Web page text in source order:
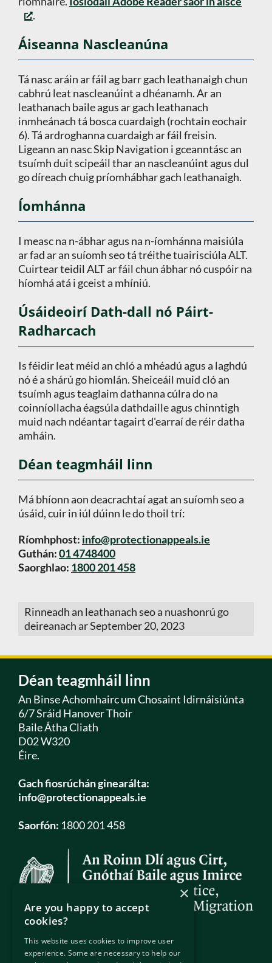
.
Áiseanna Nascleanúna
Tá nasc aráin ar fáil ag barr gach leathanaigh chun
cabhrú leat nascleanúint a dhéanamh. Ar an
leathanach baile agus ar gach leathanach
inmheánach tá bosca cuardaigh (rochtain eochair
6). Tá ardroghanna cuardaigh ar fáil freisin.
Ligeann an nasc Skip Navigation i gceanntásc an
tsuímh duit scipeáil thar an nascleanúint agus dul
go díreach chuig príomhábhar gach leathanaigh.
Íomhánna
I measc na n-ábhar agus na n-íomhánna maisiúla
ar fad ar an suíomh seo tá tréithe tuairisciúla ALT.
Cuirtear teidil ALT ar fáil chun ábhar nó cuspóir na
híomhá atá i gceist a mhíniú.
Úsáideoirí Dath-dall nó Páirt-
Radharcach
Is féidir leat méid an chló a mhéadú agus a laghdú
nó é a shárú go hiomlán. Sheiceáil muid cló an
tsuímh agus teaglaim dathanna cúlra do na
coinníollacha éagsúla dathdaille agus chinntigh
muid nach ndéantar tagairt d'earraí de réir datha
amháin.
Déan teagmháil linn
Má bhíonn aon deacrachtaí agat an suíomh seo a
úsáid, cuir in iúl dúinn le do thoil trí:
Ríomhphost: info@protectionappeals.ie
Guthán:01 4748400
Saorghlao: 1800 201 458
Rinneadh an leathanach seo a nuashonrú go
deireanach ar September 20, 2023
Déan teagmháil linn
An Binse Achomhairc um Chosaint Idirnáisiúnta
6/7 Sráid Hanover Thoir
Baile Átha Cliath
D02 W320
Éire.
Gach fiosrúchán ginearálta:
info@protectionappeals.ie
Saorfón: 1800 201 458
×
Are you happy to accept
cookies?
This website uses cookies to improve user
experience. Some are necessary to help our